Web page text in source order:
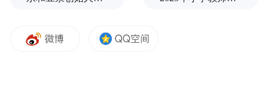
王振东在致辞中指出，作为山东省综合类国